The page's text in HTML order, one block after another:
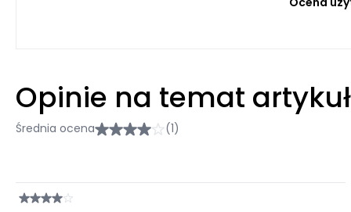
Opinie na temat
Średnia ocena (1)